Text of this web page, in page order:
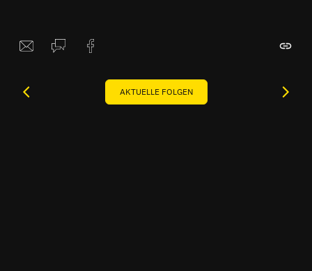
AKTUELLE FOLGEN